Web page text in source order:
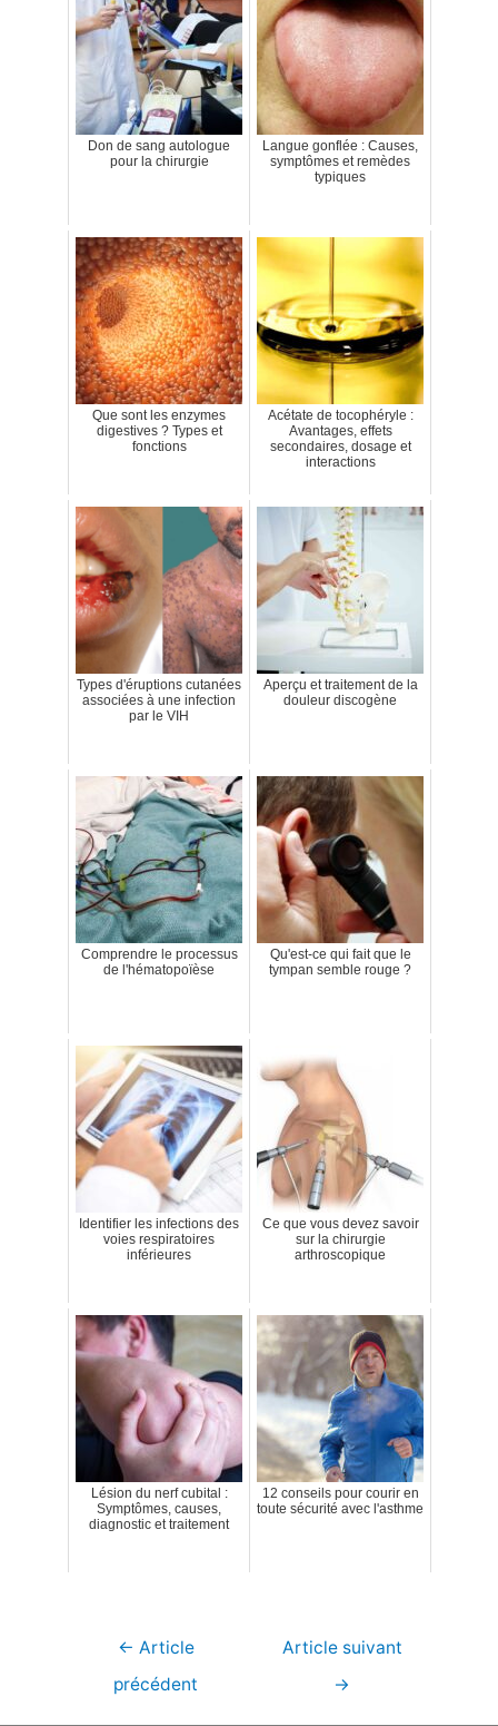
Don de sang autologue
pour la chirurgie
Langue gonflée : Causes,
symptômes et remèdes
typiques
Que sont les enzymes
digestives ? Types et
fonctions
Acétate de tocophéryle :
Avantages, effets
secondaires, dosage et
interactions
Types d'éruptions cutanées
associées à une infection
par le VIH
Aperçu et traitement de la
douleur discogène
Comprendre le processus
de l'hématopoïèse
Qu'est-ce qui fait que le
tympan semble rouge ?
Identifier les infections des
voies respiratoires
inférieures
Ce que vous devez savoir
sur la chirurgie
arthroscopique
Lésion du nerf cubital :
Symptômes, causes,
diagnostic et traitement
12 conseils pour courir en
toute sécurité avec l'asthme
Navigation
← Article
précédent
Article suivant
→